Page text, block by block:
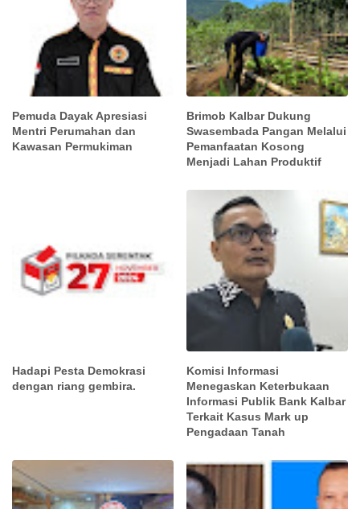
Pemuda Dayak Apresiasi
Mentri Perumahan dan
Kawasan Permukiman
Brimob Kalbar Dukung
Swasembada Pangan Melalui
Pemanfaatan Kosong
Menjadi Lahan Produktif
Hadapi Pesta Demokrasi
dengan riang gembira.
Komisi Informasi
Menegaskan Keterbukaan
Informasi Publik Bank Kalbar
Terkait Kasus Mark up
Pengadaan Tanah